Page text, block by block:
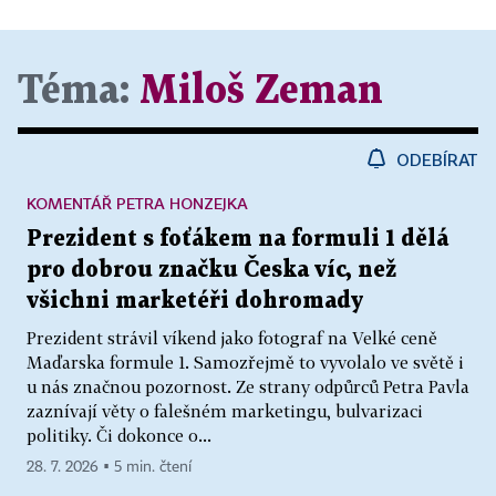
Téma: Miloš Zeman
ODEBÍRAT
Prezident s foťákem na formuli 1 dělá
pro dobrou značku Česka víc, než
všichni marketéři dohromady
Prezident strávil víkend jako fotograf na Velké ceně
Maďarska formule 1. Samozřejmě to vyvolalo ve světě i
u nás značnou pozornost. Ze strany odpůrců Petra Pavla
zaznívají věty o falešném marketingu, bulvarizaci
politiky. Či dokonce o...
KOMENTÁŘ PETRA HONZEJKA
28. 7. 2026 ▪ 5 min. čtení